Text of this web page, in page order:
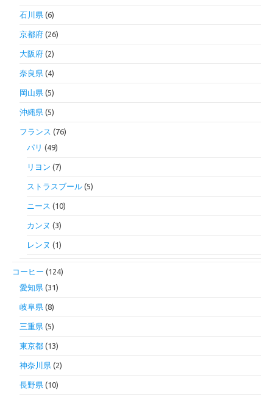
石川県 (6)
京都府 (26)
大阪府 (2)
奈良県 (4)
岡山県 (5)
沖縄県 (5)
フランス (76)
パリ (49)
リヨン (7)
ストラスブール (5)
ニース (10)
カンヌ (3)
レンヌ (1)
コーヒー (124)
愛知県 (31)
岐阜県 (8)
三重県 (5)
東京都 (13)
神奈川県 (2)
長野県 (10)